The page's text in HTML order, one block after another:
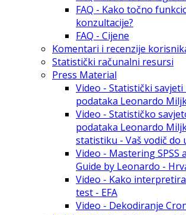
FAQ - Kako točno
konzultacije?
FAQ - Cijene
Komentari i recenzije
Statistički računalni resursi
Press Material
Video - Statistički savjeti
podataka Leonardo
Video - Statističko
podataka Leonardo
statistiku - Vaš vodič do
Video - Mastering SPSS
Guide by Leonardo -
Video - Kako
test - EFA
Video - Dekodiranje